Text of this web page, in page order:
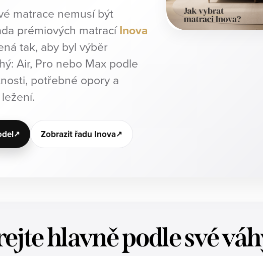
matrace nemusí být
prémiových matracíInova
tak, aby byl výběr
Air, Pro nebo Max podle
potřebné opory a
Zobrazit řadu Inova
hlavně podle své